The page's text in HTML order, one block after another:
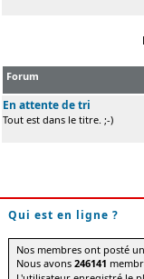
Forum
En attente de tri
Tout est dans le titre. ;-)
Qui est en ligne ?
Nos membres ont posté
Nous avons246141